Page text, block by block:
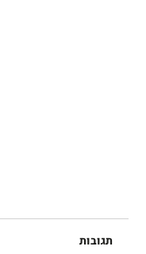
תגובות